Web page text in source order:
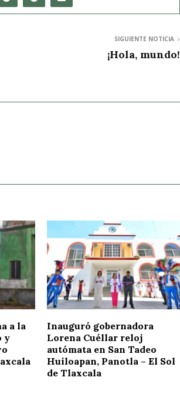
SIGUIENTE NOTICIA
¡Hola, mundo!
a la
y
Inauguró gobernadora
Lorena Cuéllar reloj
autómata en San Tadeo
Huiloapan, Panotla – El Sol
de Tlaxcala